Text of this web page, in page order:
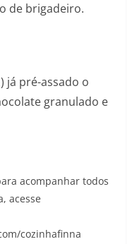
de brigadeiro.
já pré-assado o
granulado e
acompanhar todos
acesse
cozinhafinna